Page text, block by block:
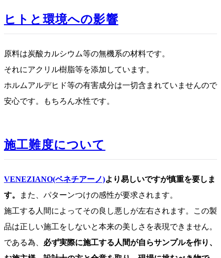
ヒトと環境への影響
原料は炭酸カルシウム等の無機系の材料です。
それにアクリル樹脂等を添加しています。
ホルムアルデヒド等の有害成分は一切含まれていませんので
安心です。もちろん水性です。
施工難度について
VENEZIANO(ベネチアーノ)より易しいですが慎重を要しま
す。
また、パターンつけの感性が要求されます。
施工する人間によってその良し悪しが左右されます。この製
品は正しい施工をしないと本来の美しさを表現できません。
である為、 必ず実際に施工する人間が自らサンプルを作り、